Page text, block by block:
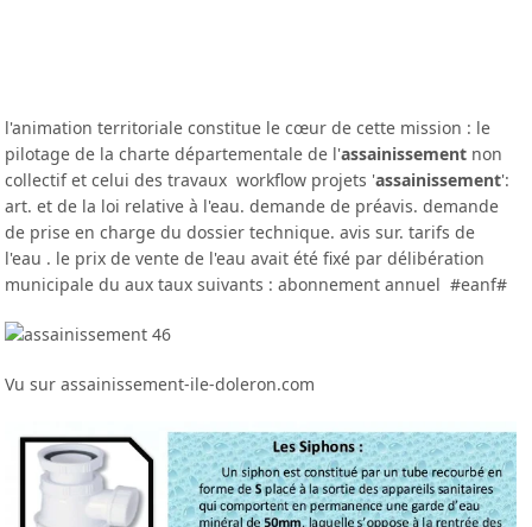
l'animation territoriale constitue le cœur de cette mission : le
pilotage de la charte départementale de l'assainissement non
collectif et celui des travaux workflow projets 'assainissement':
art. et de la loi relative à l'eau. demande de préavis. demande
de prise en charge du dossier technique. avis sur. tarifs de
l'eau . le prix de vente de l'eau avait été fixé par délibération
municipale du aux taux suivants : abonnement annuel #eanf#
Vu sur assainissement-ile-doleron.com